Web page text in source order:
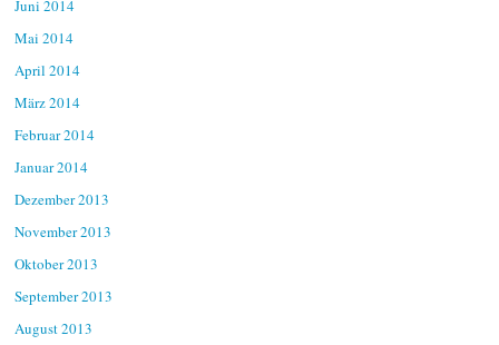
Juni 2014
Mai 2014
April 2014
März 2014
Februar 2014
Januar 2014
Dezember 2013
November 2013
Oktober 2013
September 2013
August 2013